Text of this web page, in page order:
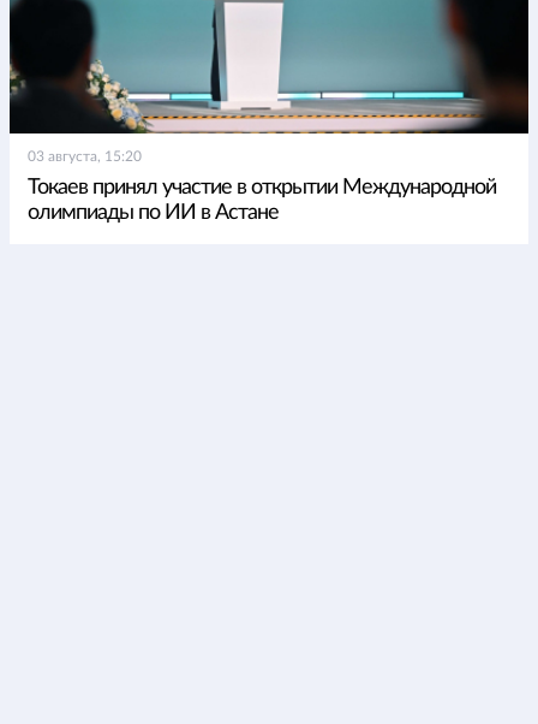
03 августа, 15:20
Токаев принял участие в открытии Международной
олимпиады по ИИ в Астане